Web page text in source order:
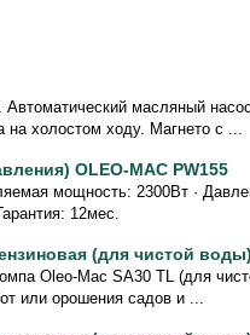
масляный
на холостом ходу. Магнето с ...
OLEO-MAC PW155
мощность: 2300Вт ·
12мес.
(для чистой воды)
Oleo-Mac SА30 ТL (для
или орошения садов и ...